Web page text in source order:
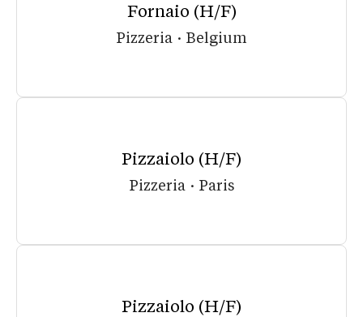
Fornaio (H/F)
Pizzeria · Belgium
Pizzaiolo (H/F)
Pizzeria · Paris
Pizzaiolo (H/F)